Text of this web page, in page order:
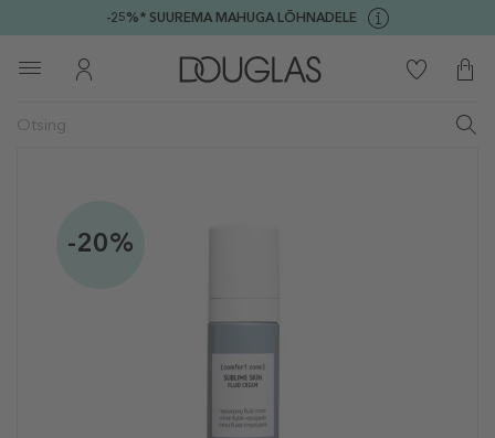
-25%* SUUREMA MAHUGA LÕHNADELE
-20%